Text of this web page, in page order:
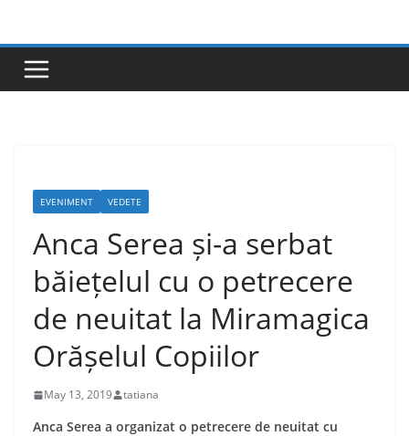
content
EVENIMENT VEDETE
Anca Serea și-a serbat
băiețelul cu o petrecere
de neuitat la Miramagica
Orășelul Copiilor
May 13, 2019 tatiana
Anca Serea a organizat o petrecere de neuitat cu